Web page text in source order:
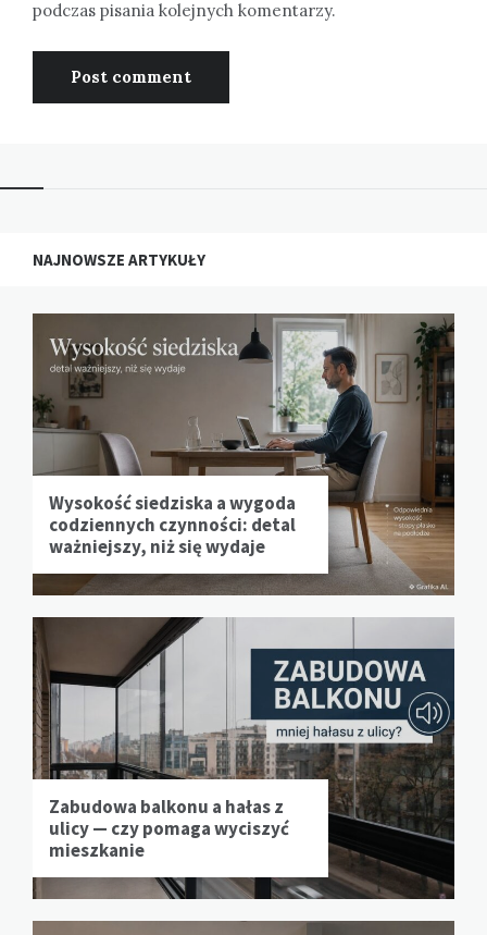
podczas pisania kolejnych komentarzy.
NAJNOWSZE ARTYKUŁY
Wysokość siedziska a wygoda
codziennych czynności: detal
ważniejszy, niż się wydaje
Zabudowa balkonu a hałas z
ulicy — czy pomaga wyciszyć
mieszkanie